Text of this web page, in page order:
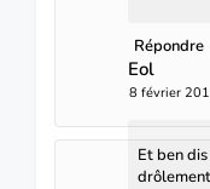
Répondre
Eol
8 février
Et ben